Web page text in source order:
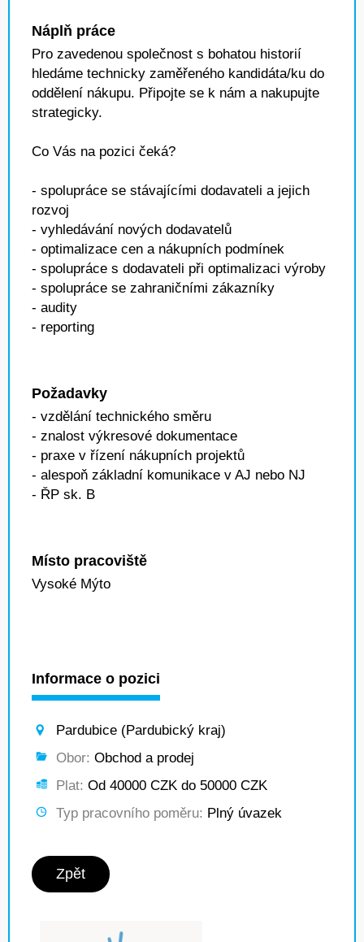
Náplň práce
Pro zavedenou společnost s bohatou historií
hledáme technicky zaměřeného kandidáta/ku do
oddělení nákupu. Připojte se k nám a nakupujte
strategicky.
Co Vás na pozici čeká?
- spolupráce se stávajícími dodavateli a jejich
rozvoj
- vyhledávání nových dodavatelů
- optimalizace cen a nákupních podmínek
- spolupráce s dodavateli při optimalizaci výroby
- spolupráce se zahraničními zákazníky
- audity
- reporting
Požadavky
- vzdělání technického směru
- znalost výkresové dokumentace
- praxe v řízení nákupních projektů
- alespoň základní komunikace v AJ nebo NJ
- ŘP sk. B
Místo pracoviště
Vysoké Mýto
Informace o pozici
Pardubice (Pardubický kraj)
Obor: Obchod a prodej
Plat: Od 40000 CZK do 50000 CZK
Typ pracovního poměru: Plný úvazek
Zpět